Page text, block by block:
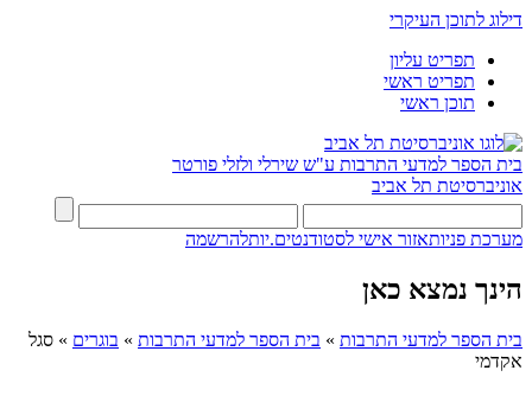
דילוג לתוכן העיקרי
תפריט עליון
תפריט ראשי
תוכן ראשי
בית הספר למדעי התרבות ע"ש שירלי ולזלי פורטר
אוניברסיטת תל אביב
מערכת פניותאזור אישי לסטודנטים.יותלהרשמה
הינך נמצא כאן
בית הספר למדעי התרבות » בית הספר למדעי התרבות » בוגרים » סגל
אקדמי